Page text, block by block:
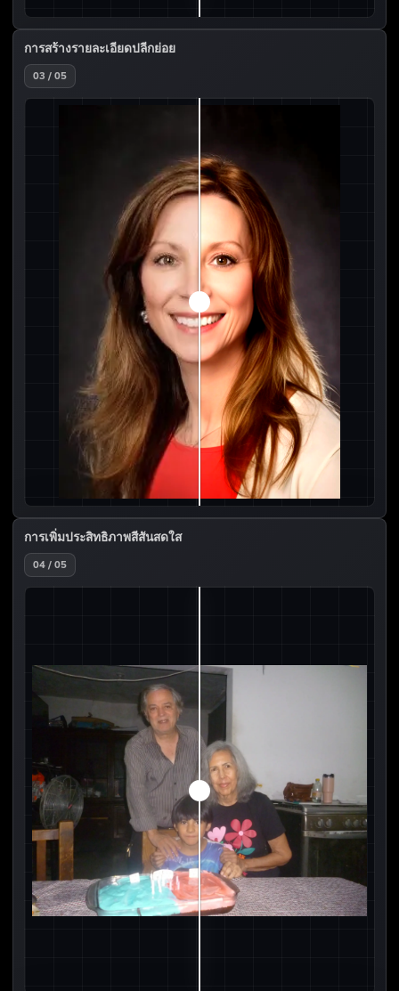
การสร้างรายละเอียดปลีกย่อย
03 / 05
การเพิ่มประสิทธิภาพสีสันสดใส
04 / 05